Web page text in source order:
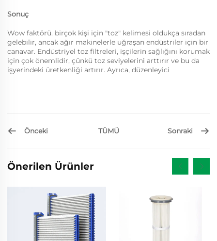
Sonuç
Wow faktörü. birçok kişi için "toz" kelimesi oldukça sıradan
gelebilir, ancak ağır makinelerle uğraşan endüstriler için bir
canavar. Endüstriyel toz filtreleri, işçilerin sağlığını korumak
için çok önemlidir, çünkü toz seviyelerini arttırır ve bu da
işyerindeki üretkenliği artırır. Ayrıca, düzenleyici
Önceki TÜMÜ Sonraki
Önerilen Ürünler